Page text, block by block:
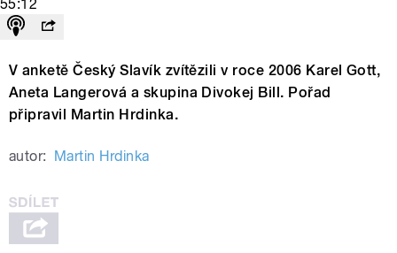
55:12
V anketě Český Slavík zvítězili v roce 2006 Karel Gott,
Aneta Langerová a skupina Divokej Bill. Pořad
připravil Martin Hrdinka.
autor: Martin Hrdinka